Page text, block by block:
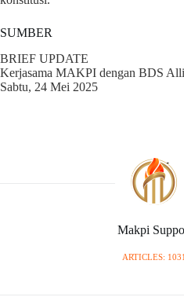
SUMBER
BRIEF UPDATE
Kerjasama MAKPI dengan BDS
Sabtu, 24 Mei 2025
Makpi
ARTICLES: 1031